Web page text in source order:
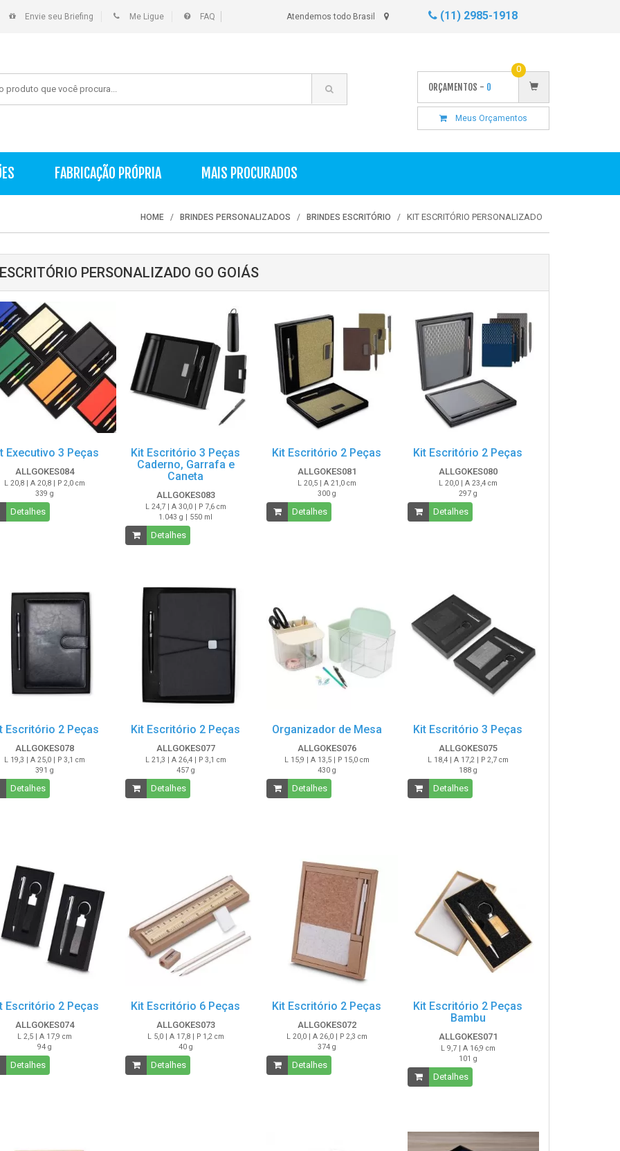
Envie seu Briefing Me Ligue FAQ Atendemos todo Brasil (11) 2985-1918
ORÇAMENTOS - 0
0
Meus Orçamentos
FABRICAÇÃO PRÓPRIA MAIS PROCURADOS
HOME BRINDES PERSONALIZADOS BRINDES ESCRITÓRIO KIT ESCRITÓRIO PERSONALIZADO
PERSONALIZADO GO GOIÁS
Executivo 3 Peças
ALLGOKES084
L 20,8 | A 20,8 | P 2,0 cm
339 g
Detalhes
Kit Escritório 3 Peças
Caderno, Garrafa e
Caneta
ALLGOKES083
L 24,7 | A 30,0 | P 7,6 cm
1.043 g | 550 ml
Detalhes
Kit Escritório 2 Peças
ALLGOKES081
L 20,5 | A 21,0 cm
300 g
Detalhes
Kit Escritório 2 Peças
ALLGOKES080
L 20,0 | A 23,4 cm
297 g
Detalhes
Escritório 2 Peças
ALLGOKES078
L 19,3 | A 25,0 | P 3,1 cm
391 g
Detalhes
Kit Escritório 2 Peças
ALLGOKES077
L 21,3 | A 26,4 | P 3,1 cm
457 g
Detalhes
Organizador de Mesa
ALLGOKES076
L 15,9 | A 13,5 | P 15,0 cm
430 g
Detalhes
Kit Escritório 3 Peças
ALLGOKES075
L 18,4 | A 17,2 | P 2,7 cm
188 g
Detalhes
Escritório 2 Peças
ALLGOKES074
L 2,5 | A 17,9 cm
94 g
Detalhes
Kit Escritório 6 Peças
ALLGOKES073
L 5,0 | A 17,8 | P 1,2 cm
40 g
Detalhes
Kit Escritório 2 Peças
ALLGOKES072
L 20,0 | A 26,0 | P 2,3 cm
374 g
Detalhes
Kit Escritório 2 Peças
Bambu
ALLGOKES071
L 9,7 | A 16,9 cm
101 g
Detalhes